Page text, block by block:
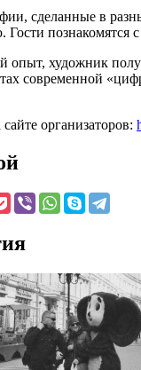
сделанные в
познакомятся с
опыт, художник
современной
организаторов: